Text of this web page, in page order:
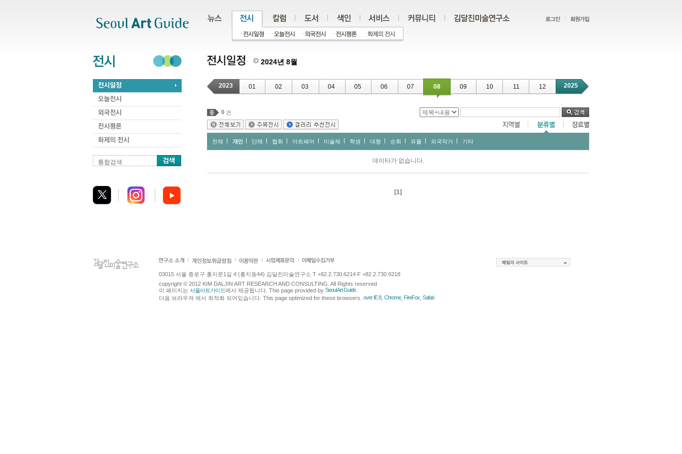
통합검색
2024년 8월
2023 01 02 03 04 05 06 07 08 09 10 11 12 2025
0 건
전체 개인 단체 협회 아트페어 미술제 학생 대형 순회 유물 외국작가 기타
데이타가 없습니다.
[1]
03015 서울 종로구 홍지문1길 4 (홍지동44) 김달진미술연구소 T +82.2.730.6214 F +82.2.730.9218
copyright © 2012 KIM DALJIN ART RESEARCH AND CONSULTING. All Rights reserved
이 페이지는 서울아트가이드에서 제공됩니다. This page provided by Seoul Art Guide.
다음 브라우져 에서 최적화 되어있습니다. This page optimized for these browsers. over IE 8, Chrome, FireFox Safari